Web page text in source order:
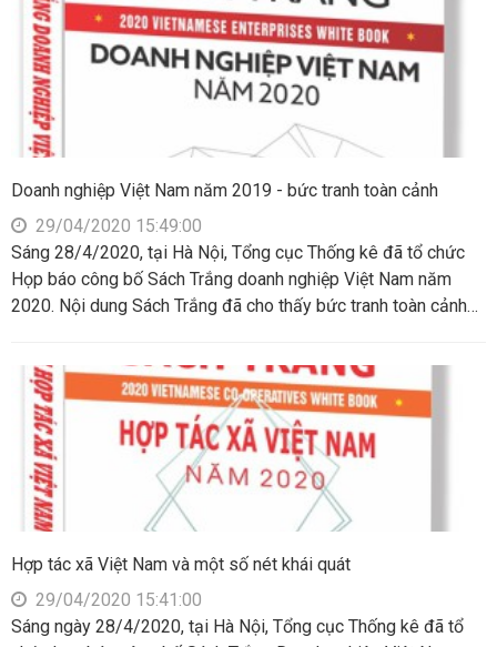
Doanh nghiệp Việt Nam năm 2019 - bức tranh toàn cảnh
29/04/2020 15:49:00
Sáng 28/4/2020, tại Hà Nội, Tổng cục Thống kê đã tổ chức
Họp báo công bố Sách Trắng doanh nghiệp Việt Nam năm
2020. Nội dung Sách Trắng đã cho thấy bức tranh toàn cảnh
nhà nghiên cứu và từng doanh nghiệp xây dựng chính sách,
chiến lược phù hợp với nhu cầu, mục đích của mình.
Hợp tác xã Việt Nam và một số nét khái quát
29/04/2020 15:41:00
Sáng ngày 28/4/2020, tại Hà Nội, Tổng cục Thống kê đã tổ